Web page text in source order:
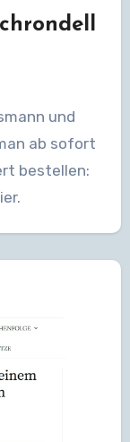
und
ab sofort
bestellen: